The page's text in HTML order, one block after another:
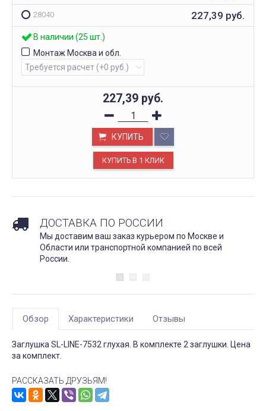
28040 227,39 руб.
В наличии (25 шт.)
Монтаж Москва и обл.
227,39 руб.
КУПИТЬ
ДОСТАВКА ПО РОССИИ
Мы доставим ваш заказ курьером по Москве и
Области или транспортной компанией по всей
России.
Обзор Характеристики Отзывы
Заглушка SL-LINE-7532 глухая. В комплекте 2 заглушки. Цена
за комплект.
РАССКАЗАТЬ ДРУЗЬЯМ!